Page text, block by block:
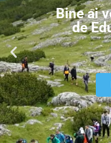
Bine ai
de